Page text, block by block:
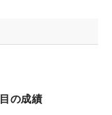
の成績